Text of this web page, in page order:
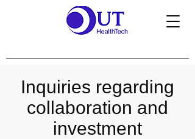
Inquiries regarding
collaboration and
investment